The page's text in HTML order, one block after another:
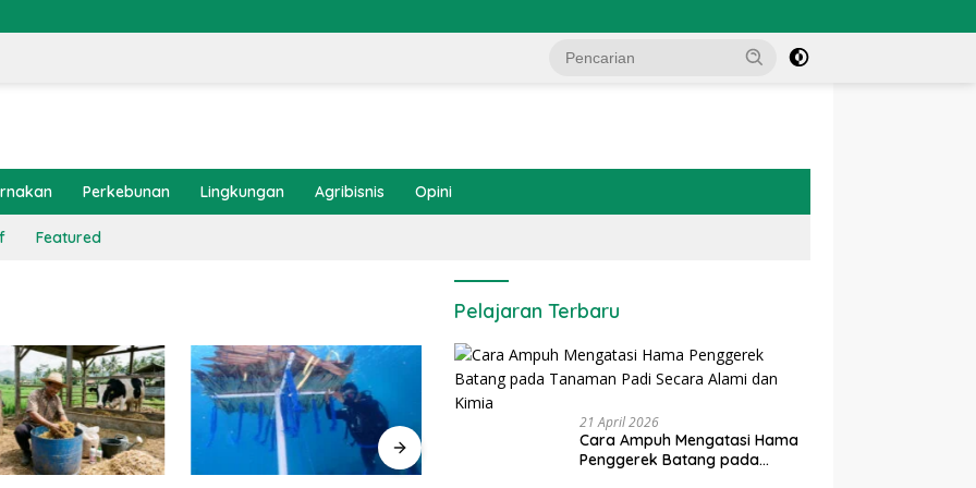
Perkebunan Lingkungan Agribisnis Opini
Featured
Pelajaran Terbaru
21 April 2026
Cara Ampuh Mengatasi Hama
Penggerek Batang pada